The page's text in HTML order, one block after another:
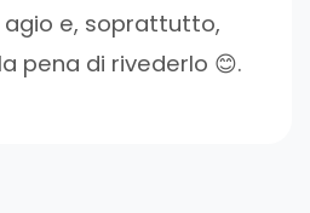
e, soprattutto,
pena di rivederlo 😊.